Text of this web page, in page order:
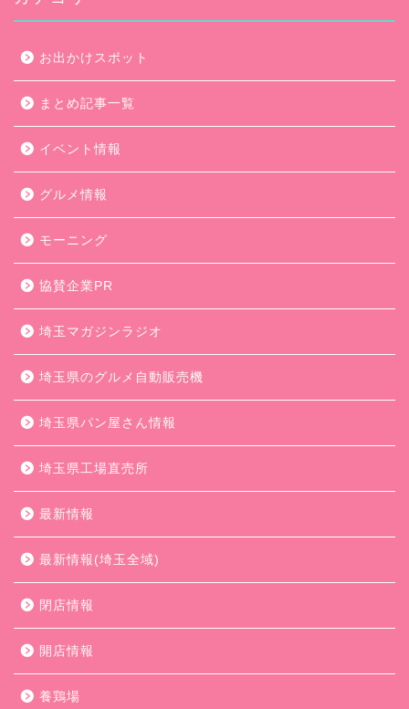
お出かけスポット
まとめ記事一覧
イベント情報
グルメ情報
モーニング
協賛企業PR
埼玉マガジンラジオ
埼玉県のグルメ自動販売機
埼玉県パン屋さん情報
埼玉県工場直売所
最新情報
最新情報(埼玉全域)
閉店情報
開店情報
養鶏場